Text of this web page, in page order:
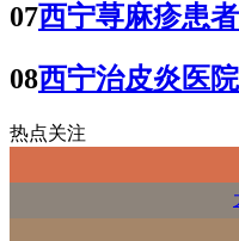
07西宁荨麻疹患
08西宁治皮炎医
热点关注